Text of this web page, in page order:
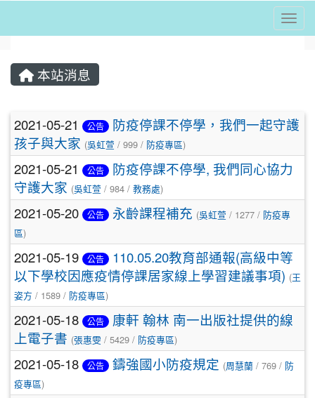
⏸
本站消息
文章列表
2021-05-21 公告
防疫停課不停學，我們一起守護
孩子與大家 (吳虹萱 / 999 / 防疫專區)
2021-05-21 公告
防疫停課不停學, 我們同心協力
守護大家 (吳虹萱 / 984 / 教務處)
2021-05-20 公告 永齡課程補充 (吳虹萱 / 1277 / 防疫專
區)
2021-05-19 公告
110.05.20教育部通報(高級中等
以下學校因應疫情停課居家線上學習建議事項) (王
姿方 / 1589 / 防疫專區)
2021-05-18 公告
康軒 翰林 南一出版社提供的線
上電子書 (張惠雯 / 5429 / 防疫專區)
2021-05-18 公告 鑄強國小防疫規定 (周慧蘭 / 769 / 防
疫專區)